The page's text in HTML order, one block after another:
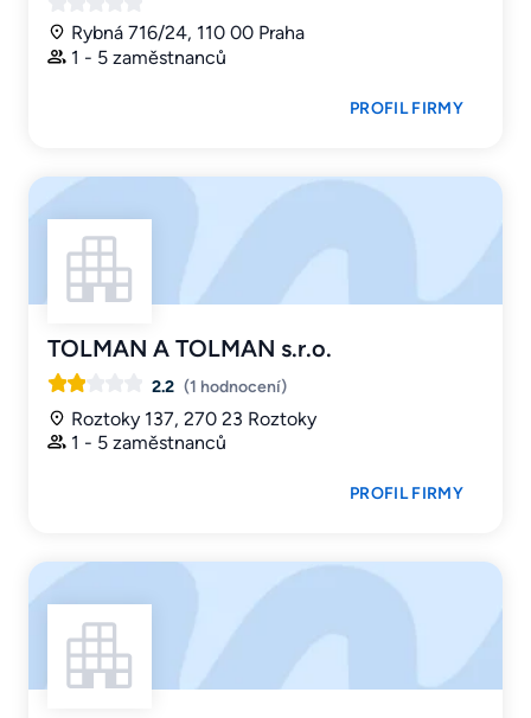
Rybná 716/24, 110 00 Praha
1 - 5 zaměstnanců
PROFIL FIRMY
TOLMAN A TOLMAN s.r.o.
2.2 (1 hodnocení)
Roztoky 137, 270 23 Roztoky
1 - 5 zaměstnanců
PROFIL FIRMY